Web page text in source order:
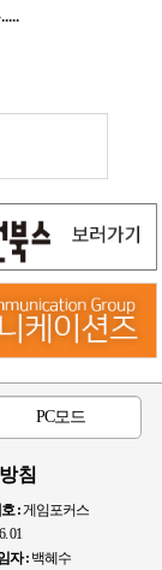
PC모드
침
: 게임포커스
01
자 : 백혜수